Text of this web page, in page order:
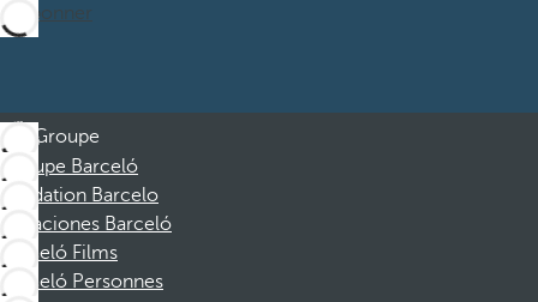
M’abonner
Groupe
Groupe Barceló
Fondation Barcelo
Vacaciones Barceló
Barceló Films
Barceló Personnes